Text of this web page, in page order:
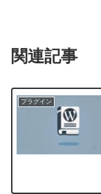
関連記事
プラグイン